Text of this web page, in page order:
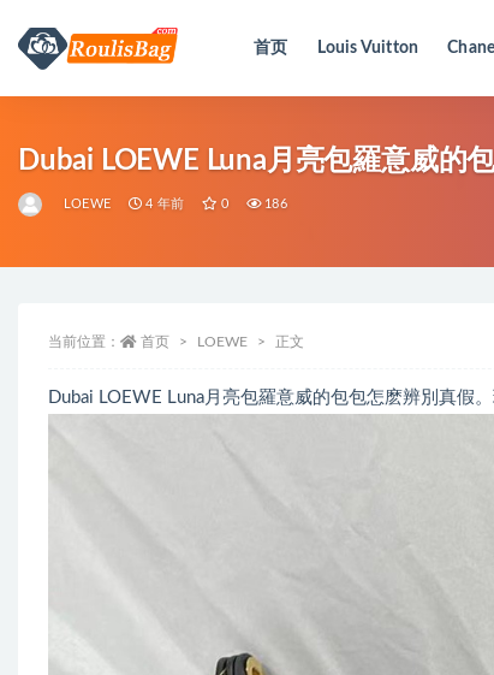
首页 Louis Vuitton Chanel
Dubai LOEWE Luna月亮包羅意威的
LOEWE 4 年前 0 186
当前位置： 首页 LOEWE 正文
Dubai LOEWE Luna月亮包羅意威的包包怎麽辨別真假